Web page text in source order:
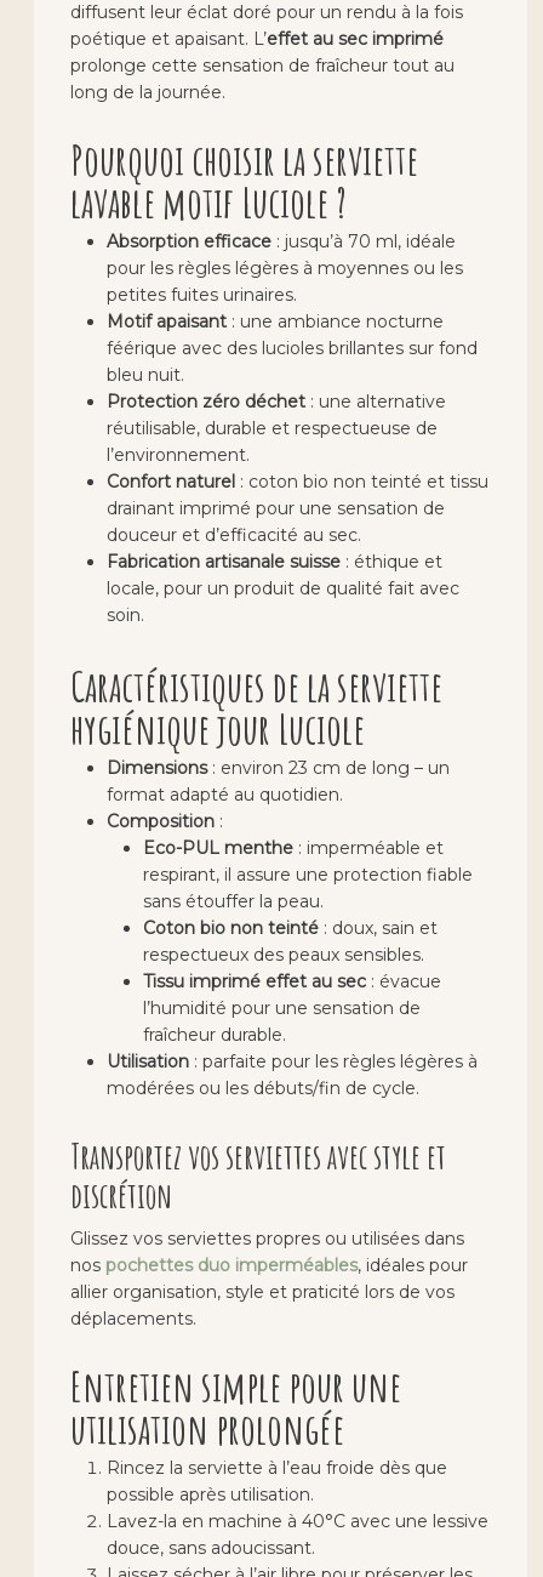
diffusent leur éclat doré pour un rendu à la fois
poétique et apaisant. L’effet au sec imprimé
prolonge cette sensation de fraîcheur tout au
long de la journée.
Pourquoi choisir la serviette
lavable motif Luciole ?
Absorption efficace : jusqu’à 70 ml, idéale
pour les règles légères à moyennes ou les
petites fuites urinaires.
Motif apaisant : une ambiance nocturne
féérique avec des lucioles brillantes sur fond
bleu nuit.
Protection zéro déchet : une alternative
réutilisable, durable et respectueuse de
l’environnement.
Confort naturel : coton bio non teinté et tissu
drainant imprimé pour une sensation de
douceur et d’efficacité au sec.
Fabrication artisanale suisse : éthique et
locale, pour un produit de qualité fait avec
soin.
Caractéristiques de la serviette
hygiénique jour Luciole
Dimensions: environ 23 cm de long – un
format adapté au quotidien.
Composition :
Eco-PUL menthe : imperméable et
respirant, il assure une protection fiable
sans étouffer la peau.
Coton bio non teinté : doux, sain et
respectueux des peaux sensibles.
Tissu imprimé effet au sec : évacue
l’humidité pour une sensation de
fraîcheur durable.
Utilisation : parfaite pour les règles légères à
modérées ou les débuts/fin de cycle.
Transportez vos serviettes avec style et
discrétion
Glissez vos serviettes propres ou utilisées dans
nos pochettes duo imperméables, idéales pour
allier organisation, style et praticité lors de vos
déplacements.
Entretien simple pour une
utilisation prolongée
Rincez la serviette à l’eau froide dès que
possible après utilisation.
Lavez-la en machine à 40°C avec une lessive
douce, sans adoucissant.